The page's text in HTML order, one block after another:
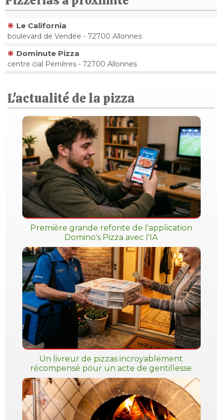
Le California
boulevard de Vendée - 72700 Allonnes
Dominute Pizza
centre cial Perrières - 72700 Allonnes
L'actualité de la pizza
Première grande refonte de l'application
Domino's Pizza avec l'IA
Un livreur de pizzas incroyablement
récompensé pour un acte de gentillesse